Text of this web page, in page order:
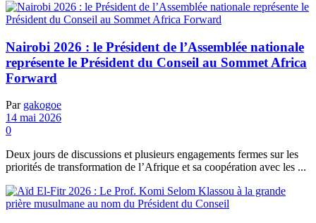
Nairobi 2026 : le Président de l’Assemblée nationale
représente le Président du Conseil au Sommet Africa
Forward
Par gakogoe
14 mai 2026
0
Deux jours de discussions et plusieurs engagements fermes sur les
priorités de transformation de l’Afrique et sa coopération avec les ...